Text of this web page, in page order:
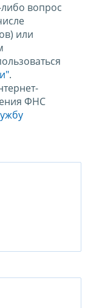
вопрос
или
.
ФНС